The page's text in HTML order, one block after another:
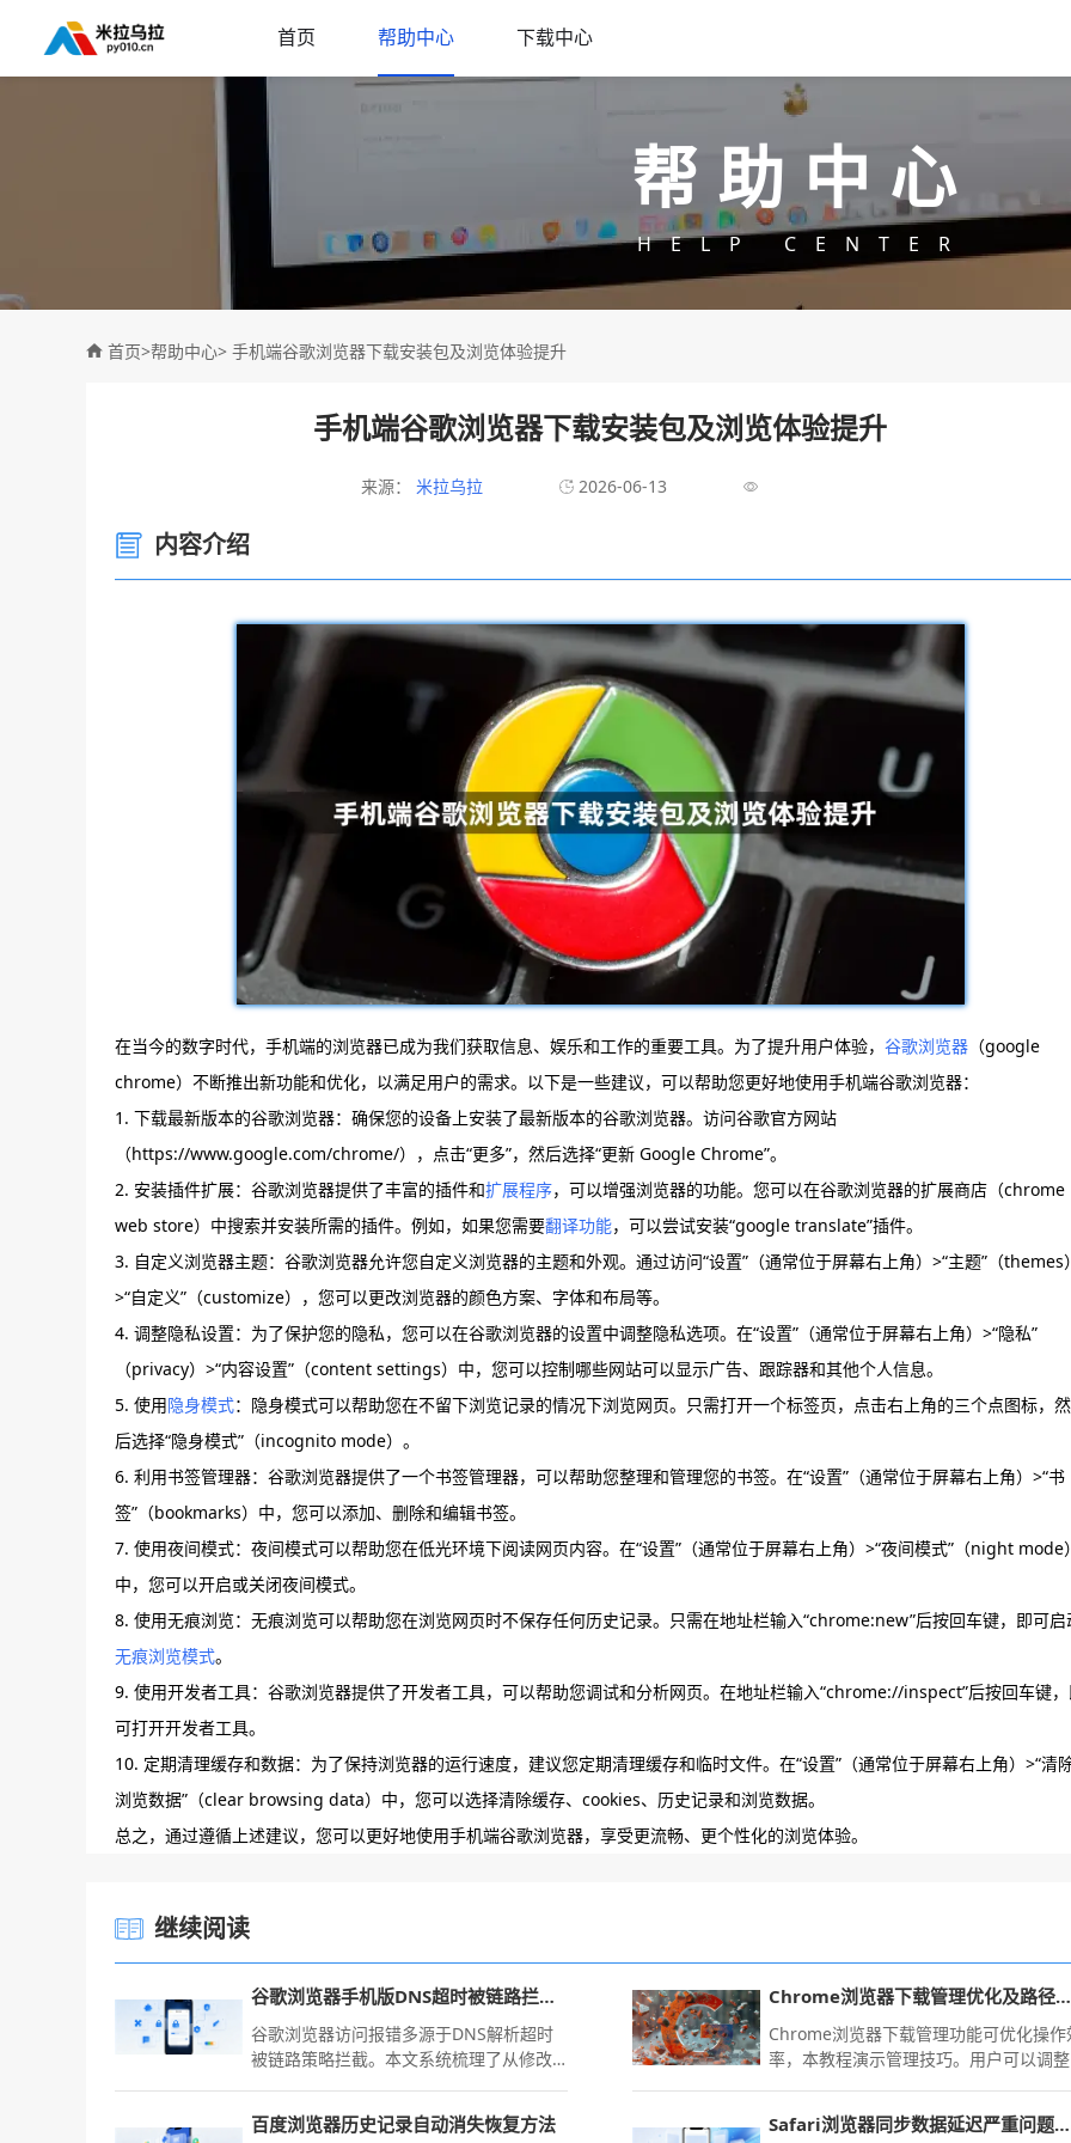
首页 帮助中心 下载中心
帮助中心
HELP CENTER
首页>帮助中心> 手机端谷歌浏览器下载安装包及浏览体验提升
手机端谷歌浏览器下载安装包及浏览体验提升
来源： 米拉乌拉 2026-06-13
内容介绍
在当今的数字时代，手机端的浏览器已成为我们获取信息、娱乐和工作的重要工具。为了提升用户体验， 谷歌浏览器 （google
chrome）不断推出新功能和优化，以满足用户的需求。以下是一些建议，可以帮助您更好地使用手机端谷歌浏览器：
1. 下载最新版本的谷歌浏览器：确保您的设备上安装了最新版本的谷歌浏览器。访问谷歌官方网站
（https://www.google.com/chrome/），点击“更多”，然后选择“更新 Google Chrome”。
2. 安装插件扩展：谷歌浏览器提供了丰富的插件和扩展程序，可以增强浏览器的功能。您可以在谷歌浏览器的扩展商店（chrome
web store）中搜索并安装所需的插件。例如，如果您需要翻译功能，可以尝试安装“google translate”插件。
3. 自定义浏览器主题：谷歌浏览器允许您自定义浏览器的主题和外观。通过访问“设置”（通常位于屏幕右上角）>“主题”（themes
>“自定义”（customize），您可以更改浏览器的颜色方案、字体和布局等。
4. 调整隐私设置：为了保护您的隐私，您可以在谷歌浏览器的设置中调整隐私选项。在“设置”（通常位于屏幕右上角）>“隐私”
（privacy）>“内容设置”（content settings）中，您可以控制哪些网站可以显示广告、跟踪器和其他个人信息。
5. 使用隐身模式：隐身模式可以帮助您在不留下浏览记录的情况下浏览网页。只需打开一个标签页，点击右上角的三个点图标，然
后选择“隐身模式”（incognito mode）。
6. 利用书签管理器：谷歌浏览器提供了一个书签管理器，可以帮助您整理和管理您的书签。在“设置”（通常位于屏幕右上角）>“书
签”（bookmarks）中，您可以添加、删除和编辑书签。
7. 使用夜间模式：夜间模式可以帮助您在低光环境下阅读网页内容。在“设置”（通常位于屏幕右上角）>“夜间模式”（night mode
中，您可以开启或关闭夜间模式。
8. 使用无痕浏览：无痕浏览可以帮助您在浏览网页时不保存任何历史记录。只需在地址栏输入“chrome:new”后按回车键，即可启
无痕浏览模式。
9. 使用开发者工具：谷歌浏览器提供了开发者工具，可以帮助您调试和分析网页。在地址栏输入“chrome://inspect”后按回车键
可打开开发者工具。
10. 定期清理缓存和数据：为了保持浏览器的运行速度，建议您定期清理缓存和临时文件。在“设置”（通常位于屏幕右上角）>“清
浏览数据”（clear browsing data）中，您可以选择清除缓存、cookies、历史记录和浏览数据。
总之，通过遵循上述建议，您可以更好地使用手机端谷歌浏览器，享受更流畅、更个性化的浏览体验。
继续阅读
谷歌浏览器手机版DNS超时被链路拦截的解决思路
谷歌浏览器访问报错多源于DNS解析超时
被链路策略拦截。本文系统梳理了从修改
案，帮助您绕过复杂的网络拦截，快速修
复页面连接中断故障，保障移动搜索的极
Chrome浏览器下载管理优化及路径设置
Chrome浏览器下载管理功能可优化操作
率，本教程演示管理技巧。用户可以调整
高下载便捷性。
百度浏览器历史记录自动消失恢复方法 Safari浏览器同步数据延迟严重问题解决